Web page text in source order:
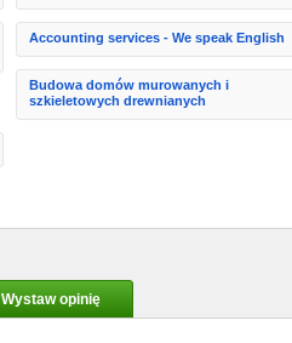
Accounting services - We speak English
Budowa domów murowanych i
szkieletowych drewnianych
Wystaw opinię